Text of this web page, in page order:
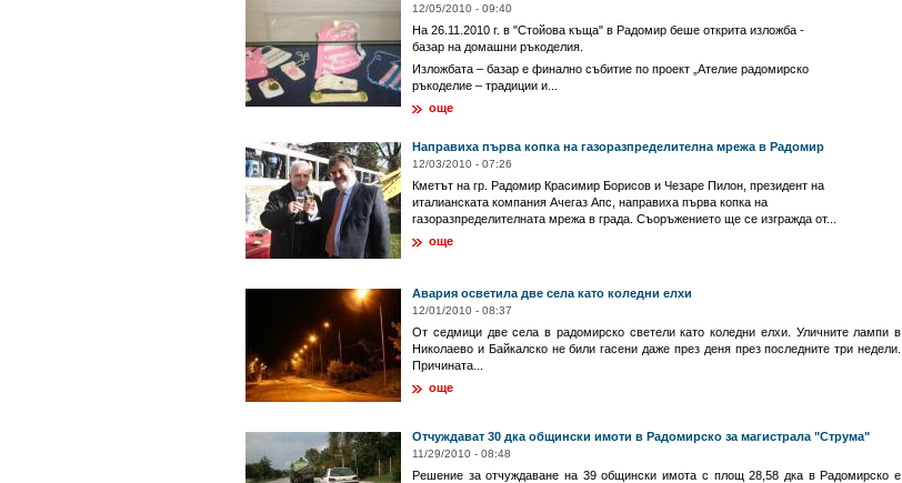
12/05/2010 - 09:40
На 26.11.2010 г. в "Стойова къща" в Радомир беше открита изложба -
базар на домашни ръкоделия.
Изложбата – базар е финално събитие по проект „Ателие радомирско
ръкоделие – традиции и...
още
Направиха първа копка на газоразпределителна мрежа в Радомир
12/03/2010 - 07:26
Кметът на гр. Радомир Красимир Борисов и Чезаре Пилон, президент на
италианската компания Ачегаз Апс, направиха първа копка на
газоразпределителната мрежа в града. Съоръжението ще се изгражда от...
още
Авария осветила две села като коледни елхи
12/01/2010 - 08:37
От седмици две села в радомирско светели като коледни елхи. Уличните лампи в
Николаево и Байкалско не били гасени даже през деня през последните три недели.
Причината...
още
Отчуждават 30 дка общински имоти в Радомирско за магистрала "Струма"
11/29/2010 - 08:48
Решение за отчуждаване на 39 общински имота с площ 28,58 дка в Радомирско е